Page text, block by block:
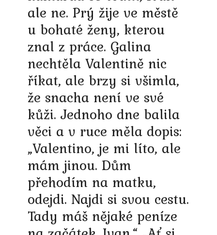
ale ne. Prý žije ve městě
u bohaté ženy, kterou
znal z práce. Galina
nechtěla Valentině nic
říkat, ale brzy si všimla,
že snacha není ve své
kůži. Jednoho dne balila
věci a v ruce měla dopis:
„Valentino, je mi líto, ale
mám jinou. Dům
přehodím na matku,
odejdi. Najdi si svou cestu.
Tady máš nějaké peníze